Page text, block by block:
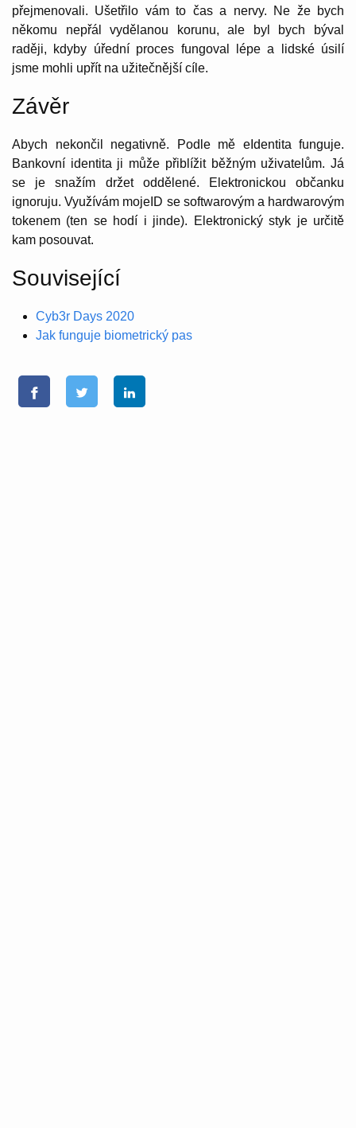
přejmenovali. Ušetřilo vám to čas a nervy. Ne že bych
někomu nepřál vydělanou korunu, ale byl bych býval
raději, kdyby úřední proces fungoval lépe a lidské úsilí
jsme mohli upřít na užitečnější cíle.
Závěr
Abych nekončil negativně. Podle mě eIdentita funguje.
Bankovní identita ji může přiblížit běžným uživatelům. Já
se je snažím držet oddělené. Elektronickou občanku
ignoruju. Využívám mojeID se softwarovým a hardwarovým
tokenem (ten se hodí i jinde). Elektronický styk je určitě
kam posouvat.
Související
Cyb3r Days 2020
Jak funguje biometrický pas